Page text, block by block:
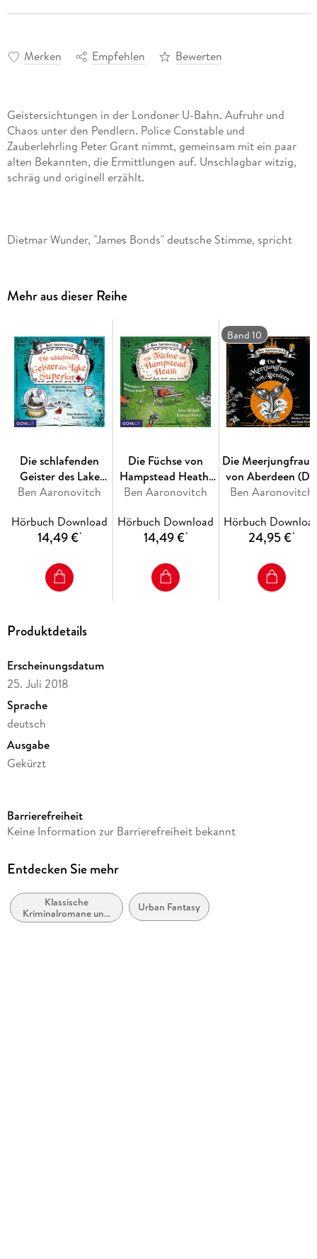
Merken Empfehlen Bewerten
Geistersichtungen in der Londoner U-Bahn. Aufruhr und
Chaos unter den Pendlern. Police Constable und
Zauberlehrling Peter Grant nimmt, gemeinsam mit ein paar
alten Bekannten, die Ermittlungen auf. Unschlagbar witzig,
Dietmar Wunder, "James Bonds" deutsche Stimme, spricht
Ungekürzte Lesung.
Mehr aus dieser Reihe
Die schlafenden
Geister des Lake
Superior
Ben Aaronovitch
Hörbuch Download
14,49 €*
Die Füchse von
Hampstead Heath.
Eine Abigail-
Ben Aaronovitch
Hörbuch Download
14,49 €*
Band 10
Die
von Aberdeen
Flüsse-von-
10)
Ben Aaronovitch
Hörbuch
24,95 €*
Produktdetails
Erscheinungsdatum
25. Juli 2018
Sprache
deutsch
Ausgabe
Gekürzt
Laufzeit
Reihe
Autor/Autorin
Ben Aaronovitch
Barrierefreiheit
Keine Information zur Barrierefreiheit bekannt
Entdecken Sie mehr
Klassische
Kriminalromane und
Mystery
Urban Fantasy